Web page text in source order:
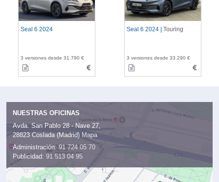
Seal 6 2024
3 versiones desde 31.790 €
Seal 6 2024 | Touring
3 versiones desde 33.290 €
NUESTRAS OFICINAS
Avda. San Pablo 28 - Nave 27,
28823 Coslada (Madrid) Mapa
Administración: 91 724 05 70
Publicidad: 91 513 04 95